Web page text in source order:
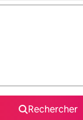
Rechercher